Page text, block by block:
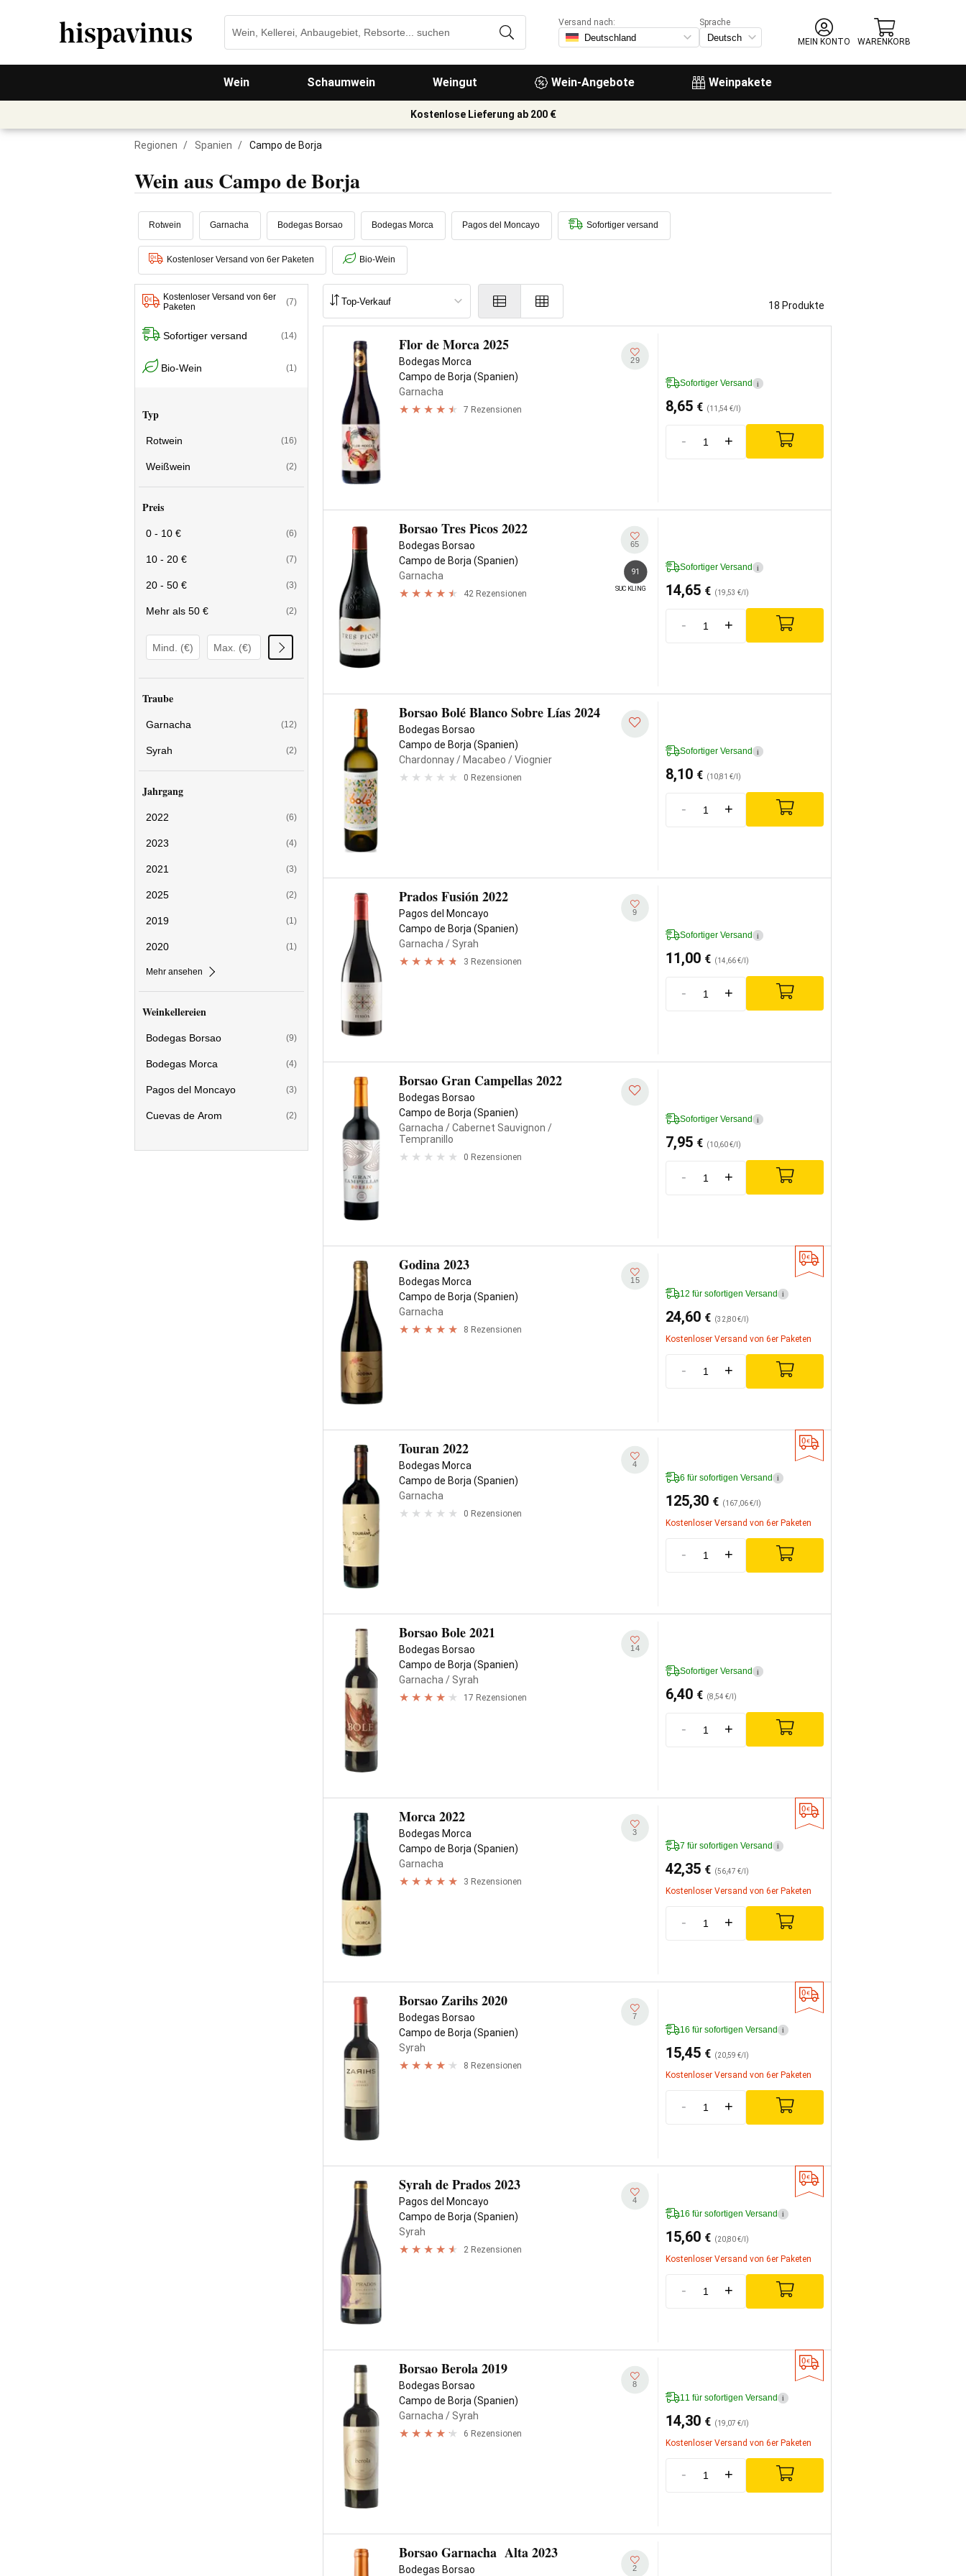
Wein Schaumwein Weingut Wein-Angebote Weinpakete
Versand nach:
Sprache
MEIN KONTO
WARENKORB
Kostenlose Lieferung ab 200 €
Regionen / Spanien / Campo de Borja
Wein aus Campo de Borja
Rotwein Garnacha Bodegas Borsao Bodegas Morca Pagos del Moncayo Sofortiger versand
Kostenloser Versand von 6er Paketen Bio-Wein
Kostenloser Versand von 6er
Paketen
(7)
Sofortiger versand (14)
Bio-Wein (1)
Typ
Rotwein (16)
Weißwein (2)
Preis
0 - 10 € (6)
10 - 20 € (7)
20 - 50 € (3)
Mehr als 50 € (2)
Traube
Garnacha (12)
Syrah (2)
Jahrgang
2022 (6)
2023 (4)
2021 (3)
2025 (2)
2019 (1)
2020 (1)
Mehr ansehen
Weinkellereien
Bodegas Borsao (9)
Bodegas Morca (4)
Pagos del Moncayo (3)
Cuevas de Arom (2)
18 Produkte
Flor de Morca 2025
Bodegas Morca
Campo de Borja (Spanien)
Garnacha
7 Rezensionen
29
Sofortiger Versand i
8,65 € (11,54 €/l)
- +
Borsao Tres Picos 2022
Bodegas Borsao
Campo de Borja (Spanien)
Garnacha
42 Rezensionen
65
91
SUCKLING
Sofortiger Versand i
14,65 € (19,53 €/l)
- +
Borsao Bolé Blanco Sobre Lías 2024
Bodegas Borsao
Campo de Borja (Spanien)
Chardonnay/ Macabeo / Viognier
0 Rezensionen
Sofortiger Versand i
8,10 € (10,81 €/l)
- +
Prados Fusión 2022
Pagos del Moncayo
Campo de Borja (Spanien)
Garnacha / Syrah
3 Rezensionen
9
Sofortiger Versand i
11,00 € (14,66 €/l)
- +
Borsao Gran Campellas 2022
Bodegas Borsao
Campo de Borja (Spanien)
Garnacha / Cabernet Sauvignon /
Tempranillo
0 Rezensionen
Sofortiger Versand i
7,95 € (10,60 €/l)
- +
Godina 2023
Bodegas Morca
Campo de Borja (Spanien)
Garnacha
8 Rezensionen
15
12 für sofortigen Versand i
24,60 € (32,80 €/l)
Kostenloser Versand von 6er Paketen
- +
Touran 2022
Bodegas Morca
Campo de Borja (Spanien)
Garnacha
0 Rezensionen
4
6 für sofortigen Versand i
125,30 € (167,06 €/l)
Kostenloser Versand von 6er Paketen
- +
Borsao Bole 2021
Bodegas Borsao
Campo de Borja (Spanien)
Garnacha / Syrah
17 Rezensionen
14
Sofortiger Versand i
6,40 € (8,54 €/l)
- +
Morca 2022
Bodegas Morca
Campo de Borja (Spanien)
Garnacha
3 Rezensionen
3
7 für sofortigen Versand i
42,35 € (56,47 €/l)
Kostenloser Versand von 6er Paketen
- +
Borsao Zarihs 2020
Bodegas Borsao
Campo de Borja (Spanien)
Syrah
8 Rezensionen
7
16 für sofortigen Versand i
15,45 € (20,59 €/l)
Kostenloser Versand von 6er Paketen
- +
Syrah de Prados 2023
Pagos del Moncayo
Campo de Borja (Spanien)
Syrah
2 Rezensionen
4
16 für sofortigen Versand i
15,60 € (20,80 €/l)
Kostenloser Versand von 6er Paketen
- +
Borsao Berola 2019
Bodegas Borsao
Campo de Borja (Spanien)
Garnacha / Syrah
6 Rezensionen
8
11 für sofortigen Versand i
14,30 € (19,07 €/l)
Kostenloser Versand von 6er Paketen
- +
Borsao Garnacha Alta 2023
Bodegas Borsao 2